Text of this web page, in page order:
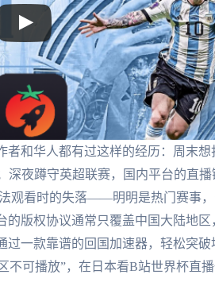
和华人都有过这样的经历：周末想
深夜蹲守英超联赛，国内平台的直
观看时的失落——明明是热门赛事
版权协议通常只覆盖中国大陆地区
一款靠谱的回国加速器，轻松突破
不可播放”，在日本看B站世界杯直